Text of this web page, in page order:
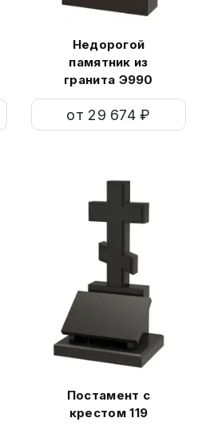
Недорогой
памятник из
гранита Э990
от 29 674 ₽
Постамент с
крестом 119